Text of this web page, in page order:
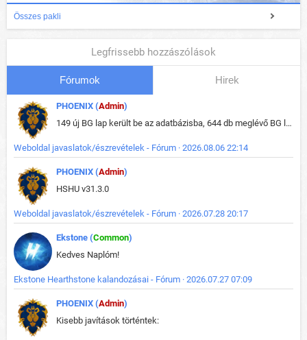
Összes pakli
Legfrissebb hozzászólások
Fórumok Hirek
PHOENIX (Admin)
149 új BG lap került be az adatbázisba, 644 db meglévő BG lap módosult, bekerültek az új képek a megváltozott lapokhoz is.
Weboldal javaslatok/észrevételek - Fórum · 2026.08.06 22:14
PHOENIX (Admin)
HSHU v31.3.0
Weboldal javaslatok/észrevételek - Fórum · 2026.07.28 20:17
Ekstone (Common)
Kedves Naplóm!
Ekstone Hearthstone kalandozásai - Fórum · 2026.07.27 07:09
PHOENIX (Admin)
Kisebb javítások történtek: